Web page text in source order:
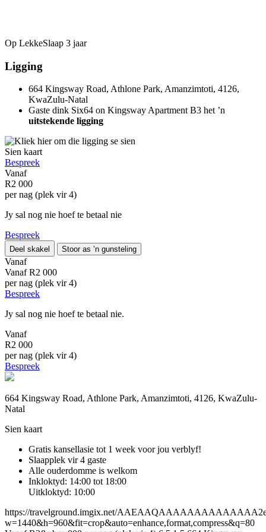
Op LekkeSlaap 3 jaar
Ligging
664 Kingsway Road, Athlone Park, Amanzimtoti, 4126,
KwaZulu-Natal
Gaste dink Six64 on Kingsway Apartment B3 het ’n
uitstekende ligging
Sien kaart
Bespreek
Vanaf
R2 000
per nag (plek vir 4)
Jy sal nog nie hoef te betaal nie
Bespreek
Deel skakel Stoor as ’n gunsteling
Vanaf
Vanaf R2 000
per nag (plek vir 4)
Bespreek
Jy sal nog nie hoef te betaal nie.
Vanaf
R2 000
per nag (plek vir 4)
Bespreek
664 Kingsway Road, Athlone Park, Amanzimtoti, 4126, KwaZulu-
Natal
Sien kaart
Gratis kansellasie tot 1 week voor jou verblyf!
Slaapplek vir 4 gaste
Alle ouderdomme is welkom
Inkloktyd: 14:00 tot 18:00
Uitkloktyd: 10:00
https://travelground.imgix.net/
w=1440&h=960&fit=crop&auto=enhance,format,compress&q=80